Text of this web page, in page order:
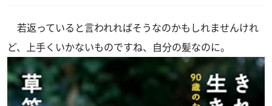
若返っていると言われればそうなのかもしれませんけれ
ど、上手くいかないものですね、自分の髪なのに。